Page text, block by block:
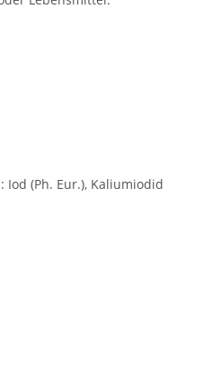
(Ph. Eur.), Kaliumiodid